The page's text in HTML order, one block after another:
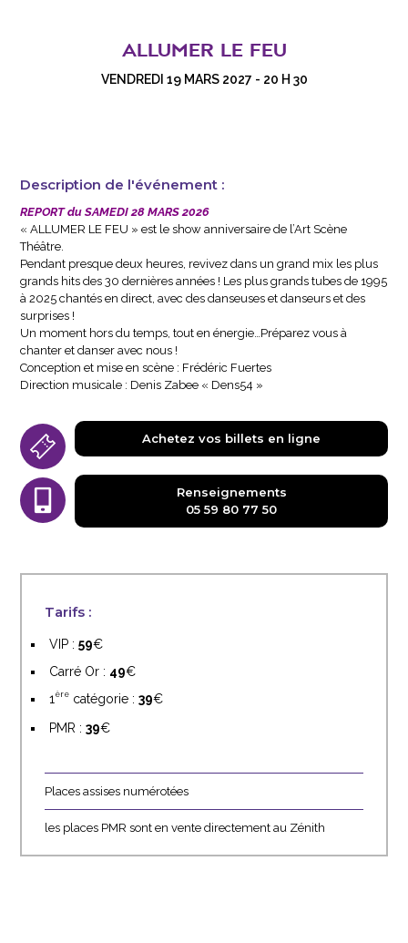
ALLUMER LE FEU
VENDREDI 19 MARS 2027 - 20 H 30
Description de l'événement :
REPORT du SAMEDI 28 MARS 2026
« ALLUMER LE FEU » est le show anniversaire de l’Art Scène
Théâtre.
Pendant presque deux heures, revivez dans un grand mix les plus
grands hits des 30 dernières années ! Les plus grands tubes de 1995
à 2025 chantés en direct, avec des danseuses et danseurs et des
surprises !
Un moment hors du temps, tout en énergie…Préparez vous à
chanter et danser avec nous !
Conception et mise en scène : Frédéric Fuertes
Direction musicale : Denis Zabee « Dens54 »
Achetez vos billets en ligne
Renseignements
05 59 80 77 50
Tarifs :
VIP :59
Carré Or : 49
1 ère catégorie :39
PMR :39
Places assises numérotées
les places PMR sont en vente directement au Zénith